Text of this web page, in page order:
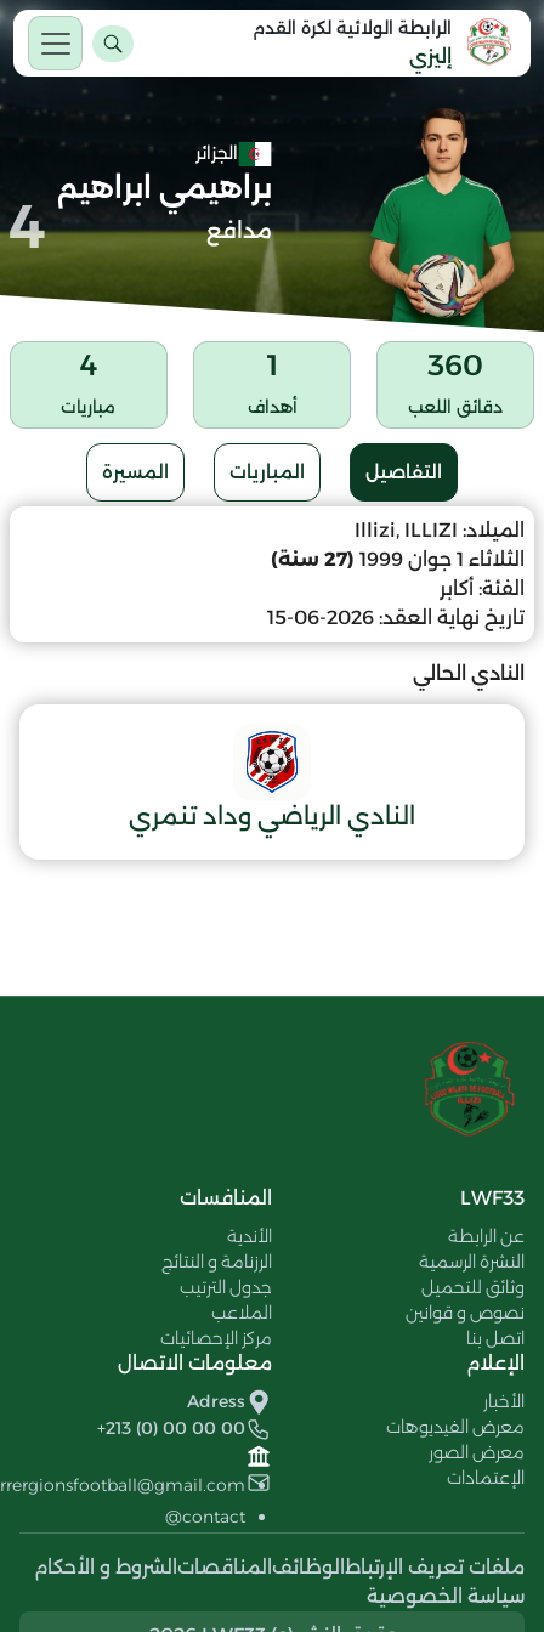
الرابطة الولائية لكرة القدم
إليزي
الجزائر
براهيمي ابراهيم
مدافع 4
360
دقائق اللعب
1
أهداف
4
مباريات
التفاصيل المباريات المسيرة
الميلاد: Illizi, ILLIZI
الثلاثاء 1 جوان 1999
(27 سنة)
الفئة: أكابر
تاريخ نهاية العقد: 2026-06-15
النادي الحالي
النادي الرياضي وداد تنمري
LWF33
عن الرابطة
النشرة الرسمية
وثائق للتحميل
نصوص و قوانين
اتصل بنا
المنافسات
الأندية
الرزنامة و النتائج
جدول الترتيب
الملاعب
مركز الإحصائيات
الإعلام
الأخبار
معرض الفيديوهات
معرض الصور
الإعتمادات
معلومات الاتصال
Adress
+213 (0) 00 00 00
contact@
ملفات تعريف الإرتباط الوظائف المناقصات الشروط و الأحكام
سياسة الخصوصية